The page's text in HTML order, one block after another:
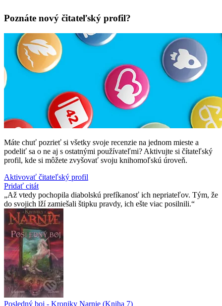
Poznáte nový čitateľský profil?
Máte chuť pozrieť si všetky svoje recenzie na jednom mieste a
podeliť sa o ne aj s ostatnými používateľmi? Aktivujte si čítateľský
profil, kde si môžete zvyšovať svoju knihomoľskú úroveň.
Aktivovať čitateľský profil
Pridať citát
Až vtedy pochopila diabolskú prefíkanosť ich nepriateľov. Tým, že
do svojich lží zamiešali štipku pravdy, ich ešte viac posilnili.
Posledný boj - Kroniky Narnie (Kniha 7)